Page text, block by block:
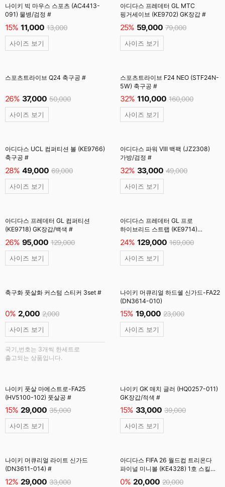
나이키 빅 마우스 스포츠 (AC4413-
091) 물병/검정 #
15% 11,000 13,000
사이즈 보기
아디다스 프레데터 GL MTC
핑거세이브 (KE9702) GK장갑 #
25% 59,000 79,000
사이즈 보기
스포츠트라이브 Q24 축구공 #
26% 37,000 50,000
사이즈 보기
스포츠트라이브 F24 NEO (STF24N-
5W) 축구공 #
32% 110,000 160,000
사이즈 보기
아디다스 UCL 컴퍼티션 볼 (KE9766)
축구공 #
28% 49,000 69,000
사이즈 보기
아디다스 파워 VIII 백팩 (JZ2308)
가방/검정 #
32% 33,000 49,000
사이즈 보기
아디다스 프레데터 GL 컴퍼티션
(KE9718) GK장갑/백색 #
26% 95,000 129,000
사이즈 보기
아디다스 프레데터 GL 프로
하이브리드 스트랩 (KE9714)
GK장갑/솔라터보 #
24% 129,000 169,000
사이즈 보기
축구화 풋살화 커스텀 스티커 3set #
0% 2,000 2,000
사이즈 보기
국기,번호는 3개씩 한세트로
출고되는 상품입니다.
나이키 머큐리얼 하드쉘 신가드-FA22
(DN3614-010)
15% 19,000 23,000
사이즈 보기
나이키 풋살 마에스트로-FA25
(HV5100-102) 풋살공 #
15% 29,000 35,000
사이즈 보기
나이키 GK 매치 글러 (HQ0257-011)
GK장갑/적색 #
15% 33,000 39,000
사이즈 보기
나이키 머큐리얼 라이트 신가드
(DN3611-014) #
12% 29,000 33,000
아디다스 FIFA 26 월드컵 트리온다
파이널 미니볼 (KE4328) 1호 스킬볼/
백색 #
0% 20,000 20,000